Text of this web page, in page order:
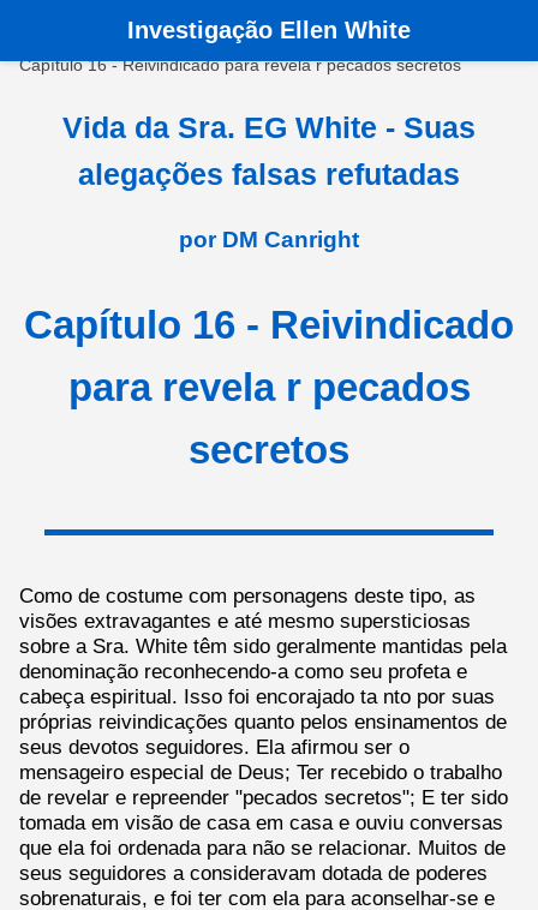
Pagina principala › Livros › Vida da Sra. EG White
Capítulo 16 - Reivindicado para revela r pecados secretos
Investigação Ellen White
Vida da Sra. EG White - Suas
alegações falsas refutadas
por DM Canright
Capítulo 16 - Reivindicado
para revela r pecados
secretos
Como de costume com personagens deste tipo, as
visões extravagantes e até mesmo supersticiosas
sobre a Sra. White têm sido geralmente mantidas pela
denominação reconhecendo-a como seu profeta e
cabeça espiritual. Isso foi encorajado ta nto por suas
próprias reivindicações quanto pelos ensinamentos de
seus devotos seguidores. Ela afirmou ser o
mensageiro especial de Deus; Ter recebido o trabalho
de revelar e repreender "pecados secretos"; E ter sido
tomada em visão de casa em casa e ouviu conversas
que ela foi ordenada para não se relacionar. Muitos de
seus seguidores a consideravam dotada de poderes
sobrenaturais, e foi ter com ela para aconselhar-se e